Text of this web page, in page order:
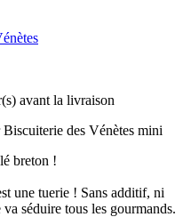
avant la livraison
breton !
une tuerie ! Sans additif, ni
séduire tous les gourmands.